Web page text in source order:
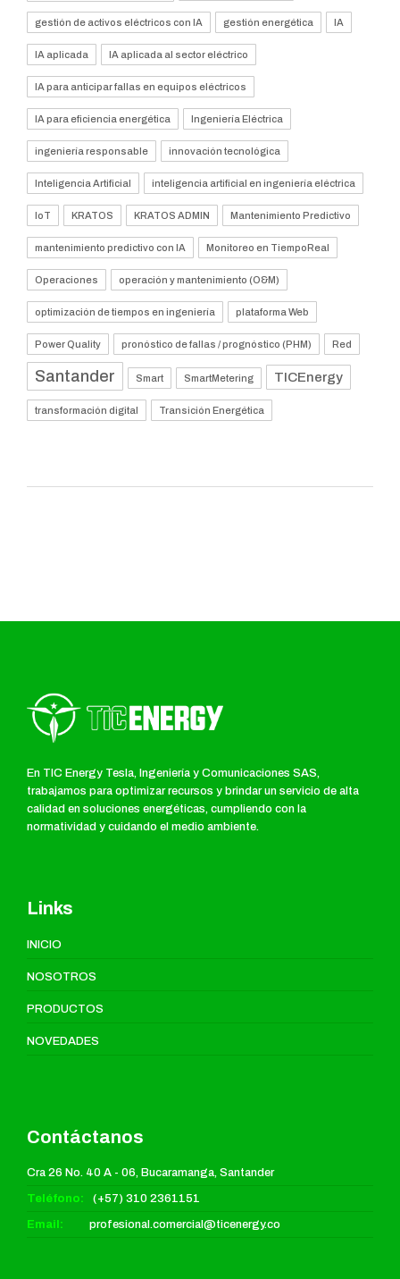
gestión de activos eléctricos con IA gestión energética IA
IA aplicada IA aplicada al sector eléctrico
IA para anticipar fallas en equipos eléctricos
IA para eficiencia energética Ingeniería Eléctrica
ingeniería responsable innovación tecnológica
Inteligencia Artificial inteligencia artificial en ingeniería eléctrica
IoT KRATOS KRATOS ADMIN Mantenimiento Predictivo
mantenimiento predictivo con IA Monitoreo en TiempoReal
Operaciones operación y mantenimiento (O&M)
optimización de tiempos en ingeniería plataforma Web
Power Quality pronóstico de fallas / prognóstico (PHM) Red
Santander Smart SmartMetering TICEnergy
transformación digital Transición Energética
En TIC Energy Tesla, Ingeniería y Comunicaciones SAS,
trabajamos para optimizar recursos y brindar un servicio de alta
calidad en soluciones energéticas, cumpliendo con la
normatividad y cuidando el medio ambiente.
Links
INICIO
NOSOTROS
PRODUCTOS
NOVEDADES
Contáctanos
Cra 26 No. 40 A - 06, Bucaramanga, Santander
Teléfono: (+57) 310 2361151
Email: profesional.comercial@ticenergy.co